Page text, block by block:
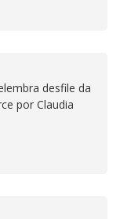
desfile da
por Claudia